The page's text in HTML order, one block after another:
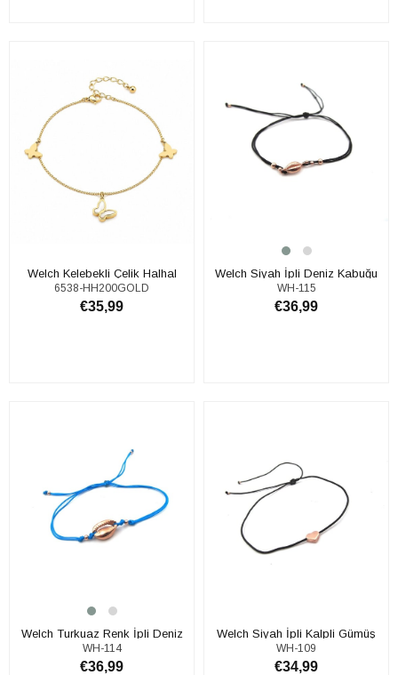
Welch Kelebekli Çelik Halhal
6538-HH200GOLD
€35,99
​​Welch Siyah İpli Deniz Kabuğu
Gümüş Halhal
WH-115
€36,99
​​Welch Turkuaz Renk İpli Deniz
Kabuğu Gümüş HalhaL
WH-114
€36,99
​​Welch Siyah İpli Kalpli Gümüş
Halhal
WH-109
€34,99